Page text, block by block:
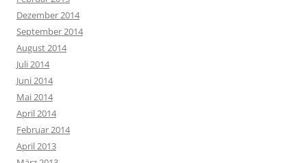
Dezember 2014
September 2014
August 2014
Juli 2014
Juni 2014
Mai 2014
April 2014
Februar 2014
April 2013